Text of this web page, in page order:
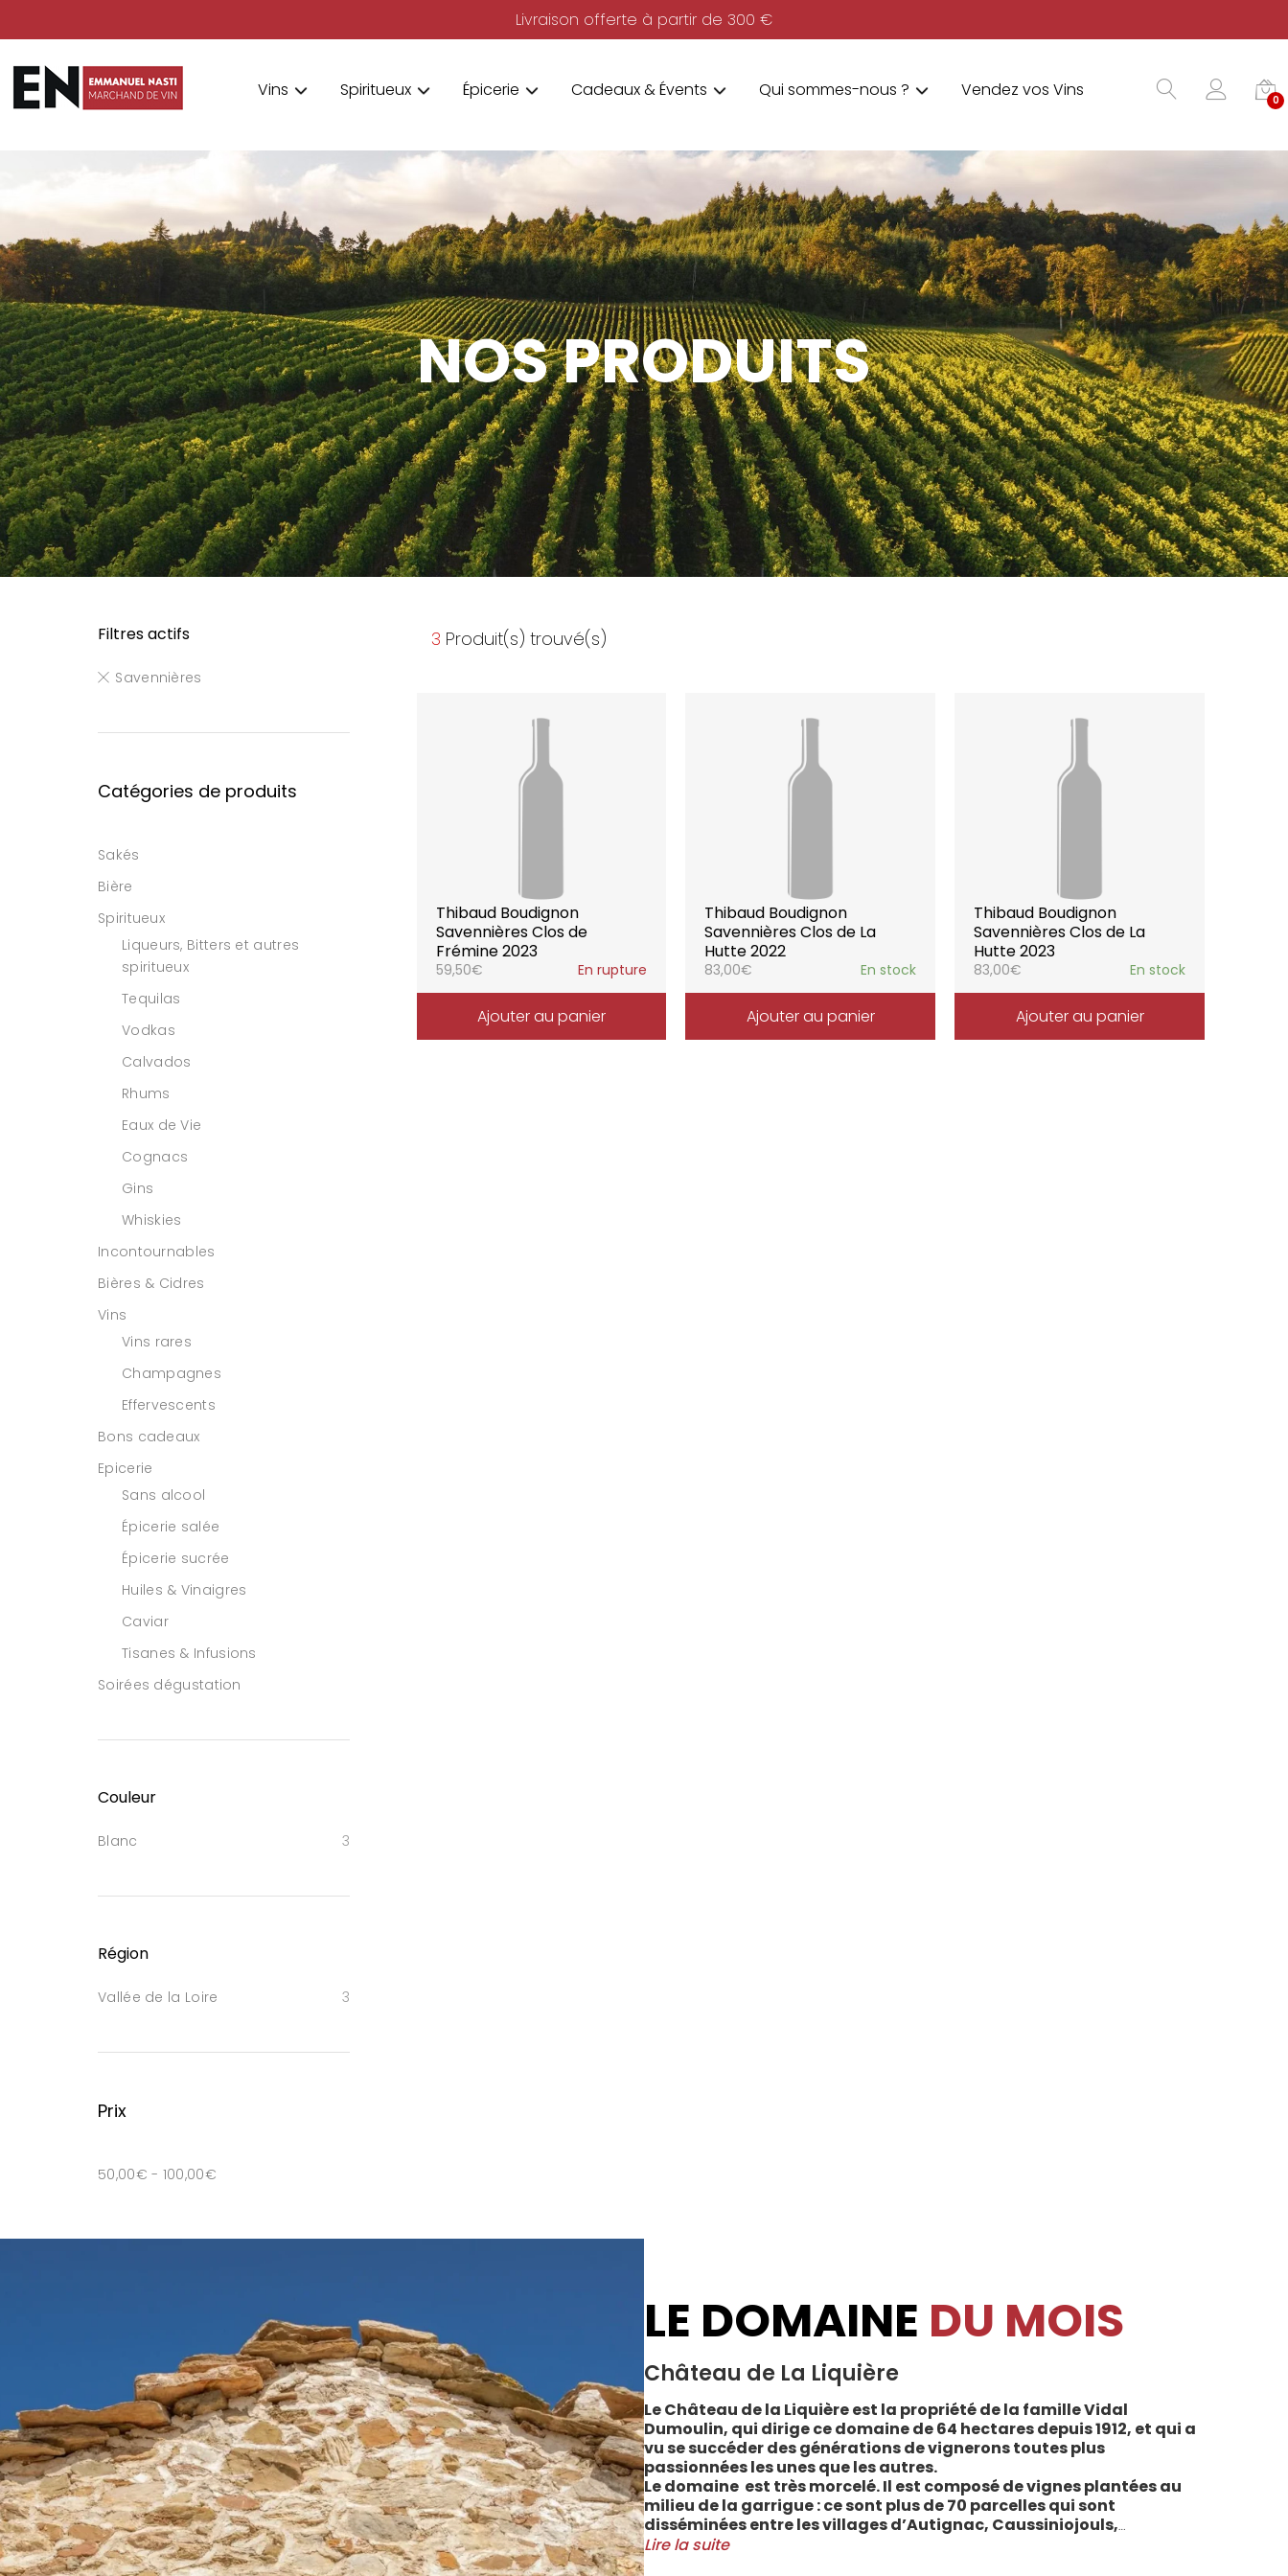
Livraison offerte à partir de 300 €
Vins Spiritueux Épicerie Cadeaux & Évents Qui sommes-nous ? Vendez vos Vins 0
NOS PRODUITS
3 Produit(s) trouvé(s)
Thibaud Boudignon
Savennières Clos de
Frémine 2023
59,50€ En rupture
Ajouter au panier
Thibaud Boudignon
Savennières Clos de La
Hutte 2022
83,00€ En stock
Ajouter au panier
Thibaud Boudignon
Savennières Clos de La
Hutte 2023
83,00€ En stock
Ajouter au panier
Filtres actifs
Savennières
Catégories de produits
Sakés
Bière
Spiritueux
Liqueurs, Bitters et autres
spiritueux
Tequilas
Vodkas
Calvados
Rhums
Eaux de Vie
Cognacs
Gins
Whiskies
Incontournables
Bières & Cidres
Vins
Vins rares
Champagnes
Effervescents
Bons cadeaux
Epicerie
Sans alcool
Épicerie salée
Épicerie sucrée
Huiles & Vinaigres
Caviar
Tisanes & Infusions
Soirées dégustation
Couleur
Blanc 3
Région
Vallée de la Loire 3
Prix
50,00€ - 100,00€
LE DOMAINE DU MOIS
Château de La Liquière
Le Château de la Liquière est la propriété de la famille Vidal
Dumoulin, qui dirige ce domaine de 64 hectares depuis 1912, et qui a
vu se succéder des générations de vignerons toutes plus
passionnées les unes que les autres.
Le domaine est très morcelé. Il est composé de vignes plantées au
milieu de la garrigue : ce sont plus de 70 parcelles qui sont
disséminées entre les villages d’Autignac, Caussiniojouls,
Cabrerolles et Faugères, au nord de l’aire de l’Appellation. La grande
Lire la suite